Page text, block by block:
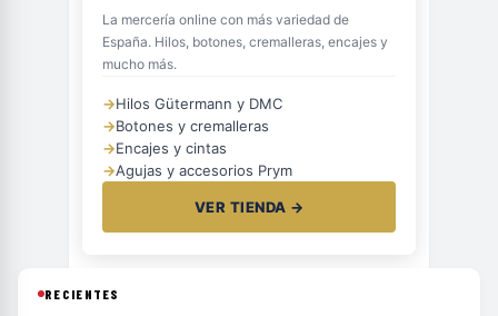
La mercería online con más variedad de
España. Hilos, botones, cremalleras, encajes y
mucho más.
→Hilos Gütermann y DMC
→Botones y cremalleras
→Encajes y cintas
→Agujas y accesorios Prym
VER TIENDA →
RECIENTES